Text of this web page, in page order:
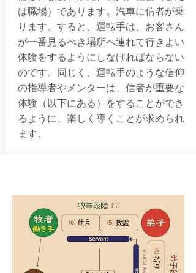
は職場）であります。汽車に信者が乗
ります。すると、運転手は、お客さん
が一番見るべき場所へ連れて行きよい
体験をするようにしなければならない
のです。同じく、運転手のような信仰
の指導者やメンターは、信者が重要な
体験（以下にある）をすることができ
るように、楽しく導くことが求められ
ます。